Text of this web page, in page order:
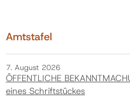
Amtstafel
7. August 2026
ÖFFENTLICHE
eines Schriftstückes